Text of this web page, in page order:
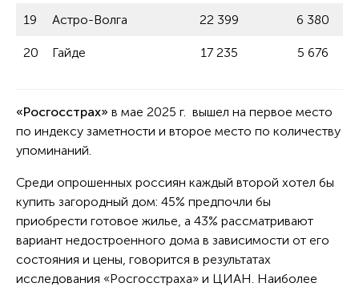
19 Астро-Волга 22 399 6 380
20 Гайде 17 235 5 676
«Росгосстрах» в мае 2025 г. вышел на первое место
по индексу заметности и второе место по количеству
упоминаний.
Среди опрошенных россиян каждый второй хотел бы
купить загородный дом: 45% предпочли бы
приобрести готовое жилье, а 43% рассматривают
вариант недостроенного дома в зависимости от его
состояния и цены, говорится в результатах
исследования «Росгосстраха» и ЦИАН. Наиболее